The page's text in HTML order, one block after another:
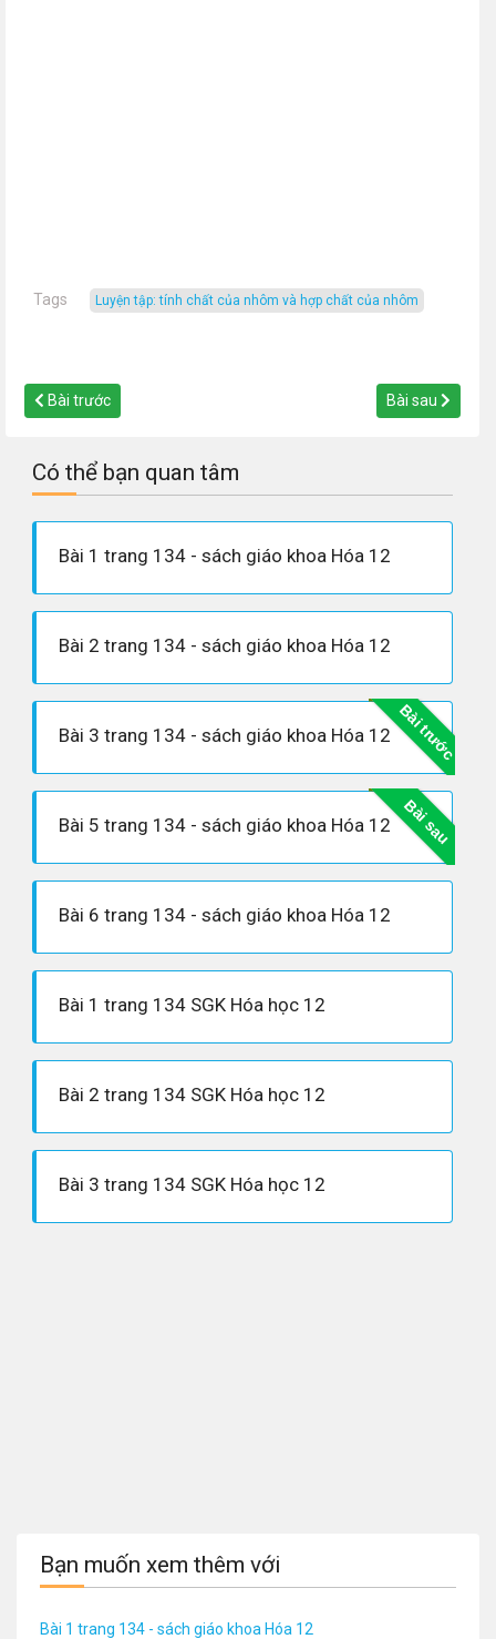
Tags luyện tập: tính chất của nhôm và hợp chất của nhôm
Bài trước Bài sau
Có thể bạn quan tâm
Bài 1 trang 134 - sách giáo khoa Hóa 12
Bài 2 trang 134 - sách giáo khoa Hóa 12
Bài trước
Bài 3 trang 134 - sách giáo khoa Hóa 12
Bài sau
Bài 5 trang 134 - sách giáo khoa Hóa 12
Bài 6 trang 134 - sách giáo khoa Hóa 12
Bài 1 trang 134 SGK Hóa học 12
Bài 2 trang 134 SGK Hóa học 12
Bài 3 trang 134 SGK Hóa học 12
Bạn muốn xem thêm với
Bài 1 trang 134 - sách giáo khoa Hóa 12